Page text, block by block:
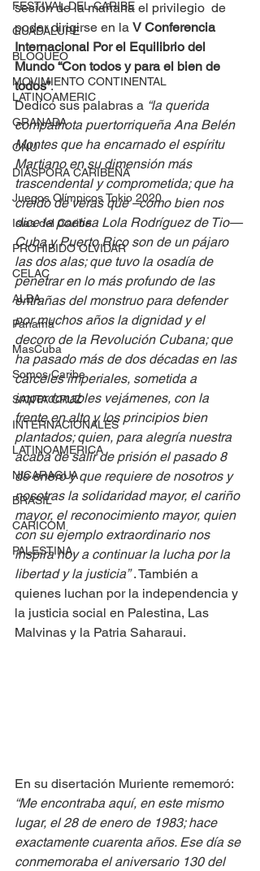
FESTIVAL DEL CARIBE
GUADALUPE
BLOQUEO
MOVIMIENTO CONTINENTAL
LATINOAMERIC
GRANADA
ONU
DIÁSPORA CARIBEÑA
Juegos Olímpicos Tokio 2020
Islas del Caribe
PROHIBIDO OLVIDAR
CELAC
ALBA
Panamá
MasCuba
Somos Caribe
SANTA CRUZ
INTERNACIONALES
LATINOAMERICA
NICARAGUA
BRASIL
CARICOM
PALESTINA
sesión de la mañana el privilegio  de
poder dirigirse en la V Conferencia
Internacional Por el Equilibrio del
Mundo “Con todos y para el bien de
todos”.
Dedicó sus palabras a “la querida
compatriota puertorriqueña Ana Belén
Montes que ha encarnado el espíritu
Martiano en su dimensión más
trascendental y comprometida; que ha
creído de veras que –como bien nos
dice la poetisa Lola Rodríguez de Tio—
Cuba y Puerto Rico son de un pájaro
las dos alas; que tuvo la osadía de
penetrar en lo más profundo de las
entrañas del monstruo para defender
por muchos años la dignidad y el
decoro de la Revolución Cubana; que
ha pasado más de dos décadas en las
cárceles imperiales, sometida a
imperdonables vejámenes, con la
frente en alto y los principios bien
plantados; quien, para alegría nuestra
acaba de salir de prisión el pasado 8
de enero y que requiere de nosotros y
nosotras la solidaridad mayor, el cariño
mayor, el reconocimiento mayor, quien
con su ejemplo extraordinario nos
inspira hoy a continuar la lucha por la
libertad y la justicia” . También a
quienes luchan por la independencia y
la justicia social en Palestina, Las
Malvinas y la Patria Saharaui.
En su disertación Muriente rememoró:
“Me encontraba aquí, en este mismo
lugar, el 28 de enero de 1983; hace
exactamente cuarenta años. Ese día se
conmemoraba el aniversario 130 del